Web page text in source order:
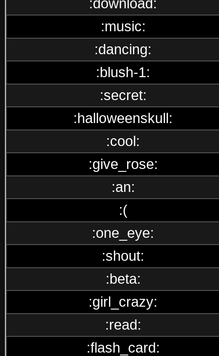
:download:
:music:
:dancing:
:blush-1:
:secret:
:halloweenskull:
:cool:
:give_rose:
:an:
:(
:one_eye:
:shout:
:beta:
:girl_crazy:
:read:
:flash_card: